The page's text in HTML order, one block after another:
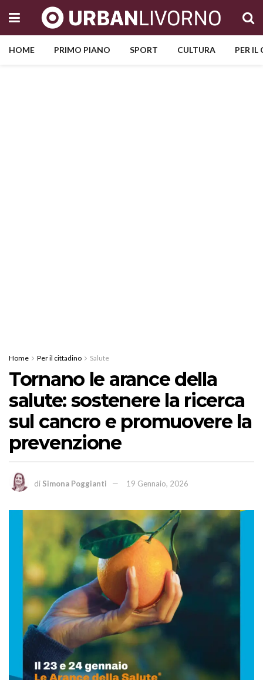
HOME PRIMO PIANO SPORT CULTURA PER
Home Per il cittadino Salute
Tornano le arance della
salute: sostenere la ricerca
sul cancro e promuovere la
prevenzione
di Simona Poggianti 19 Gennaio, 2026